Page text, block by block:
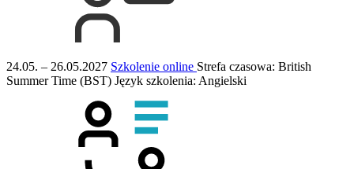
24.05. – 26.05.2027 Szkolenie online Strefa czasowa: British
Summer Time (BST) Język szkolenia: Angielski